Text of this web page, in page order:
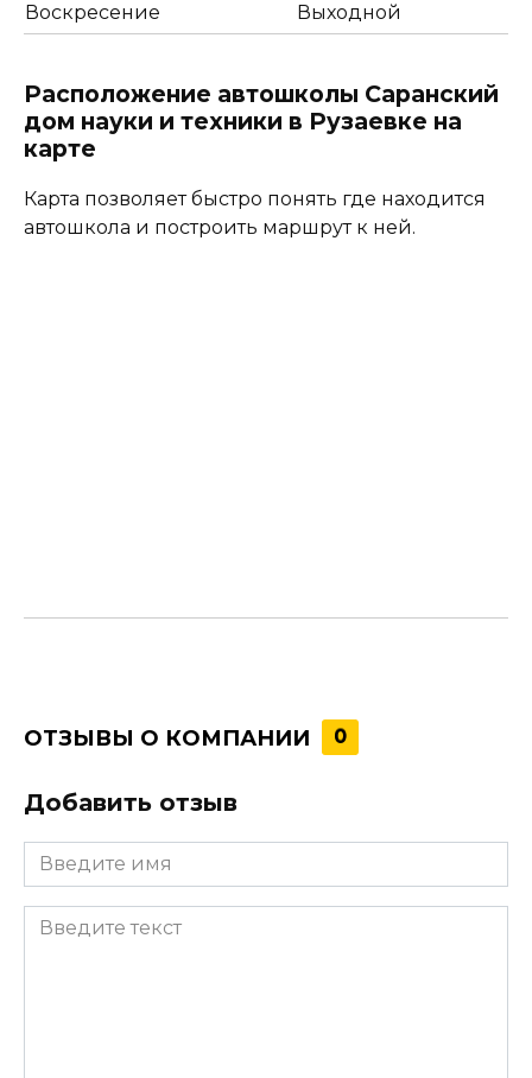
Воскресение Выходной
Расположение автошколы Саранский
дом науки и техники в Рузаевке на
карте
Карта позволяет быстро понять где находится
автошкола и построить маршрут к ней.
ОТЗЫВЫ О КОМПАНИИ 0
Добавить отзыв